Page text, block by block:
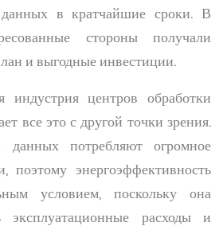
в кратчайшие сроки. В
стороны получали
и выгодные инвестиции.
индустрия центров обработки
все это с другой точки зрения.
данных потребляют огромное
поэтому энергоэффективность
условием, поскольку она
эксплуатационные расходы и